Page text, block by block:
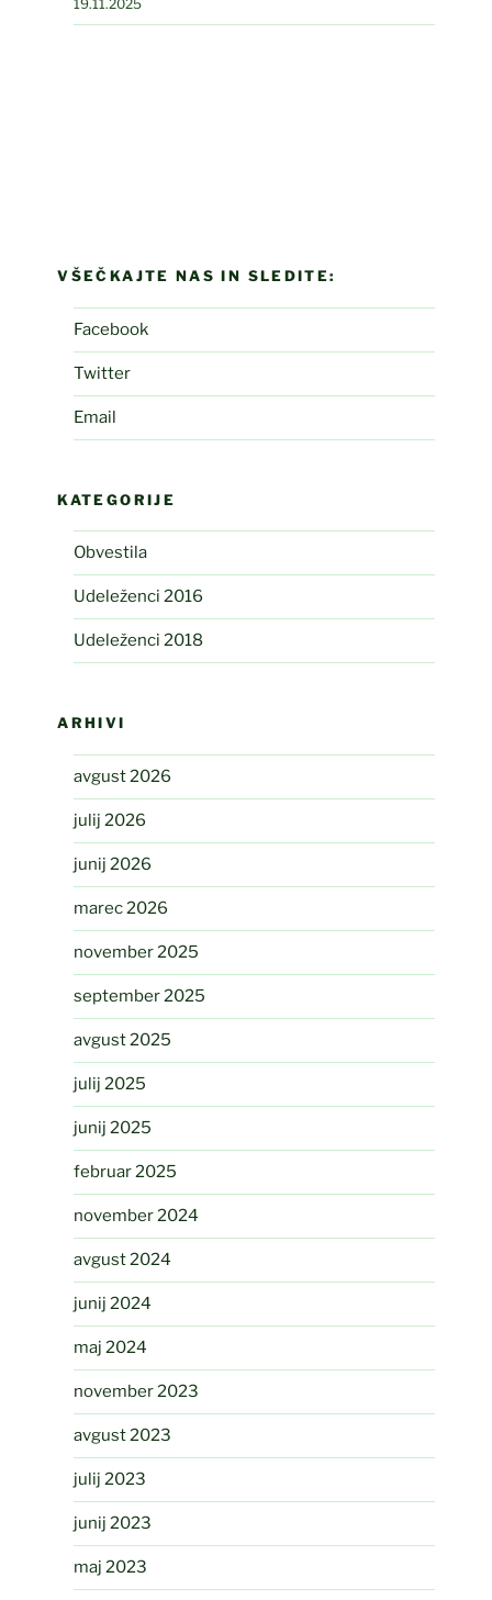
19.11.2025
VŠEČKAJTE NAS IN SLEDITE:
Facebook
Twitter
Email
KATEGORIJE
Obvestila
Udeleženci 2016
Udeleženci 2018
ARHIVI
avgust 2026
julij 2026
junij 2026
marec 2026
november 2025
september 2025
avgust 2025
julij 2025
junij 2025
februar 2025
november 2024
avgust 2024
junij 2024
maj 2024
november 2023
avgust 2023
julij 2023
junij 2023
maj 2023